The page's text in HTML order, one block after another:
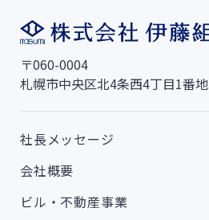
〒060-0004
札幌市中央区北4条西4丁目1番地
社長メッセージ
会社概要
ビル・不動産事業